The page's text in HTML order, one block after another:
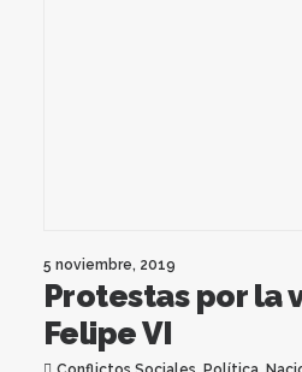
5 noviembre, 2019
Protestas por la
Felipe VI